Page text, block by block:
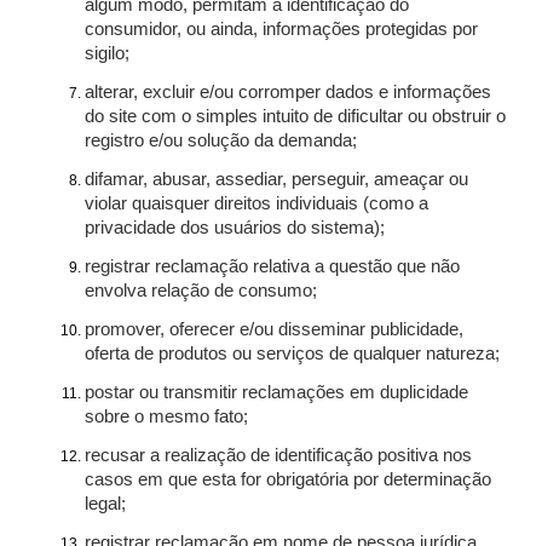
algum modo, permitam a identificação do
consumidor, ou ainda, informações protegidas por
sigilo;
alterar, excluir e/ou corromper dados e informações
do site com o simples intuito de dificultar ou obstruir o
registro e/ou solução da demanda;
difamar, abusar, assediar, perseguir, ameaçar ou
violar quaisquer direitos individuais (como a
privacidade dos usuários do sistema);
registrar reclamação relativa a questão que não
envolva relação de consumo;
promover, oferecer e/ou disseminar publicidade,
oferta de produtos ou serviços de qualquer natureza;
postar ou transmitir reclamações em duplicidade
sobre o mesmo fato;
recusar a realização de identificação positiva nos
casos em que esta for obrigatória por determinação
legal;